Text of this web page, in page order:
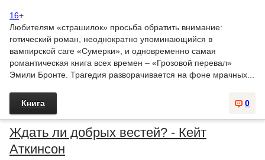
16+
Любителям «страшилок» просьба обратить внимание:
готический роман, неоднократно упоминающийся в
вампирской саге «Сумерки», и одновременно самая
романтическая книга всех времен – «Грозовой перевал»
Эмили Бронте. Трагедия разворачивается на фоне мрачных...
0
Книга
Ждать ли добрых вестей? - Кейт
Аткинсон